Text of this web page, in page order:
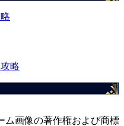
略
画像の著作権および商標